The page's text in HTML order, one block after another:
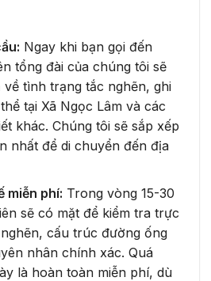
Ngay khi bạn gọi đến
tổng đài của chúng tôi sẽ
về tình trạng tắc nghẽn, ghi
tại Xã Ngọc Lâm và các
khác. Chúng tôi sẽ sắp xếp
nhất để di chuyển đến địa
miễn phí: Trong vòng 15-30
sẽ có mặt để kiểm tra trực
cấu trúc đường ống
nhân chính xác. Quá
là hoàn toàn miễn phí, dù